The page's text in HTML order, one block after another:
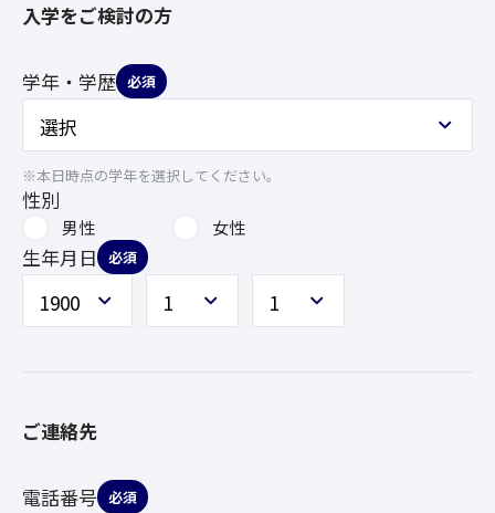
入学をご検討の方
学年・学歴 必須
※本日時点の学年を選択してください。
性別
男性 女性
生年月日 必須
ご連絡先
電話番号 必須